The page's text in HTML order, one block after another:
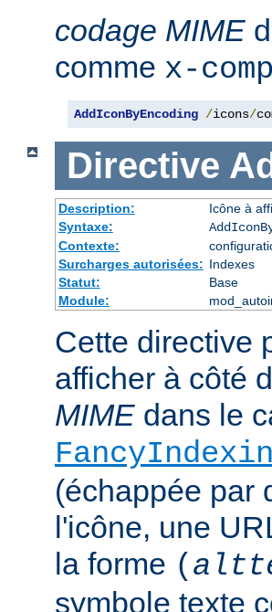
codage MIME
comme x-
AddIconByEncoding /icons/
Directive
Description:
Icône à
Syntaxe:
Contexte:
Surcharges autorisées: Indexes
Statut:
Base
Module:
Cette directive
afficher à côté
MIME dans le
(échappée par
l'icône, une
la forme (
symbole texte